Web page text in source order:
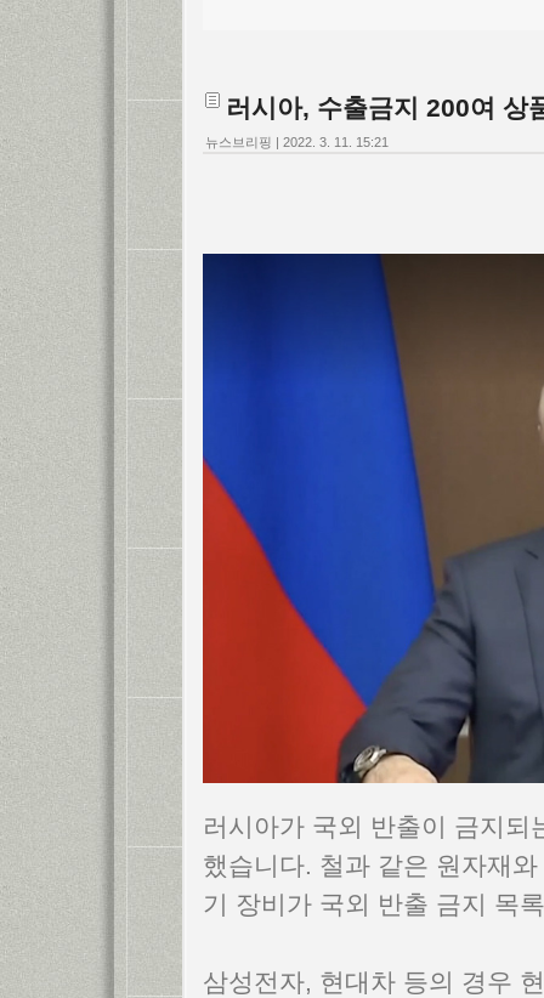
러시아, 수출금지 200여 상
뉴스브리핑 | 2022. 3. 11. 15:21
러시아가 국외 반출이 금지
했습니다. 철과 같은 원자재
기 장비가 국외 반출 금지 목
삼성전자, 현대차 등의 경우